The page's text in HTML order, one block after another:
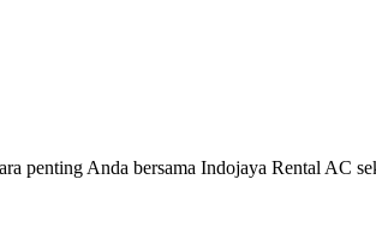
penting Anda bersama Indojaya Rental AC